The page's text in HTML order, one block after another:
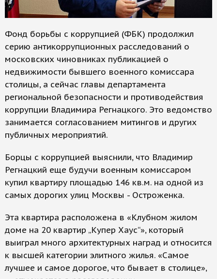
Фонд борьбы с коррупцией (ФБК) продолжил
серию антикоррупционных расследований о
московских чиновниках публикацией о
недвижимости бывшего военного комиссара
столицы, а сейчас главы департамента
региональной безопасности и противодействия
коррупции Владимира Регнацкого. Это ведомство
занимается согласованием митингов и других
публичных мероприятий.
Борцы с коррупцией выяснили, что Владимир
Регнацкий еще будучи военным комиссаром
купил квартиру площадью 146 кв.м. на одной из
самых дорогих улиц Москвы - Остроженка.
Эта квартира расположена в «Клубном жилом
доме на 20 квартир „Купер Хаус“», который
выиграл много архитектурных наград и относится
к высшей категории элитного жилья. «Самое
лучшее и самое дорогое, что бывает в столице»,